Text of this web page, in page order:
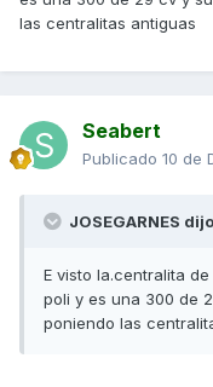
las centralitas antiguas
Seabert
Publicado 10 de
JOSEGARNES
E visto la.centralita
poli y es una 300 de
poniendo las